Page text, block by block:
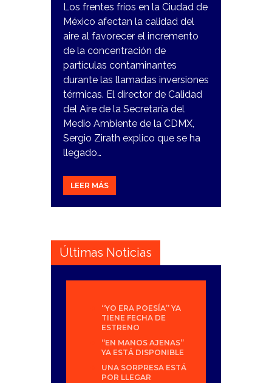
Los frentes fríos en la Ciudad de
México afectan la calidad del
aire al favorecer el incremento
de la concentración de
partículas contaminantes
durante las llamadas inversiones
térmicas. El director de Calidad
del Aire de la Secretaría del
Medio Ambiente de la CDMX,
Sergio Zirath explico que se ha
llegado…
LEER MÁS
Últimas Noticias
“YO ERA POESÍA” YA
TIENE FECHA DE
ESTRENO
“EN MANOS AJENAS”
YA ESTÁ DISPONIBLE
UNA SORPRESA ESTÁ
POR LLEGAR